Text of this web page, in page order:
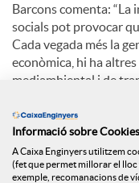
Barcons comenta:
socials pot provocar
Cada vegada més la
econòmica, hi ha
mediambiental i de
Pel que fa a l’aposta
Eduard Barcons
sent com ha sigut
claríssima per la
Informació sobre Cookies
A Caixa Enginyers utilitzem
(fet que permet millorar el
exemple, recomanacions de